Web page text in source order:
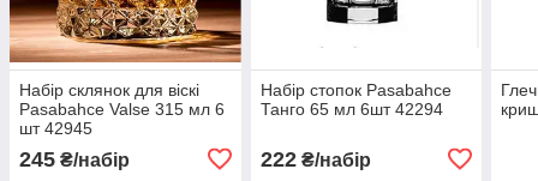
Набір склянок для віскі
Pasabahce Valse 315 мл 6
шт 42945
245 ₴/набір
Набір стопок Pasabahce
Танго 65 мл 6шт 42294
222₴/набір